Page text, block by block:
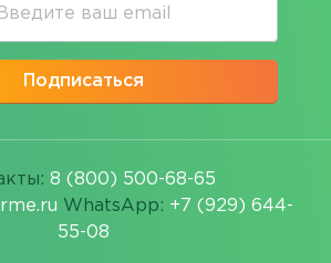
Подписаться
8 (800) 500-68-65
WhatsApp: +7 (929) 644-
55-08